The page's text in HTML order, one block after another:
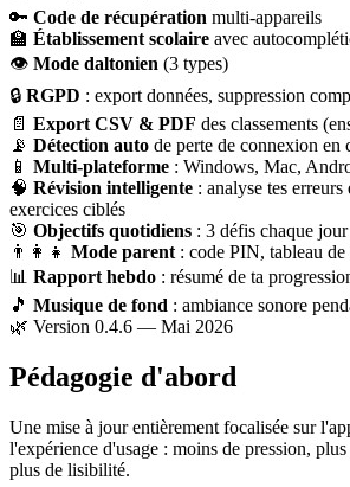
🔑 Code de récupération multi-appareils
🏫 Établissement scolaire avec
👁 Mode daltonien (3 types)
🔒 RGPD : export données, suppression
📄 Export CSV & PDF des classements
📡 Détection auto de perte de connexion en
📱 Multi-plateforme : Windows, Mac,
🧠 Révision intelligente : analyse tes erreurs
exercices ciblés
🎯 Objectifs quotidiens : 3 défis chaque
👨‍👩‍👧 Mode parent : code PIN, tableau
📊 Rapport hebdo : résumé de ta
🎵 Musique de fond : ambiance sonore
🌿 Version 0.4.6 — Mai 2026
Pédagogie d'abord
Une mise à jour entièrement focalisée sur
l'expérience d'usage : moins de pression,
plus de lisibilité.